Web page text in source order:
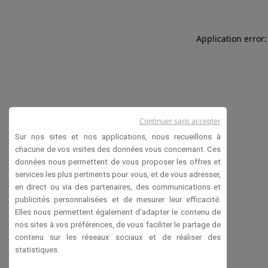
Application
Sur nos sites et nos applications, nous recueillons à
chacune de vos visites des données vous concernant. Ces
données nous permettent de vous proposer les offres et
services les plus pertinents pour vous, et de vous adresser,
en direct ou via des partenaires, des communications et
publicités personnalisées et de mesurer leur efficacité.
Elles nous permettent également d’adapter le contenu de
nos sites à vos préférences, de vous faciliter le partage de
contenu sur les réseaux sociaux et de réaliser des
statistiques.
Continuer sans accepter